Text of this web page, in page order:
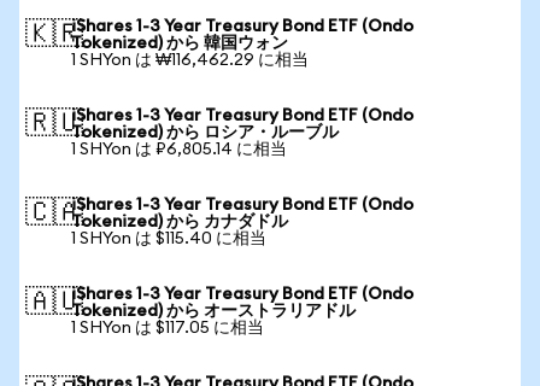
🇰🇷iShares 1-3 Year Treasury Bond ETF (Ondo
Tokenized) から 韓国ウォン
1 SHYon は ₩116,462.29 に相当
🇷🇺iShares 1-3 Year Treasury Bond ETF (Ondo
Tokenized) から ロシア・ルーブル
1 SHYon は ₽6,805.14 に相当
🇨🇦iShares 1-3 Year Treasury Bond ETF (Ondo
Tokenized) から カナダドル
1 SHYon は $115.40 に相当
🇦🇺iShares 1-3 Year Treasury Bond ETF (Ondo
Tokenized) から オーストラリアドル
1 SHYon は $117.05 に相当